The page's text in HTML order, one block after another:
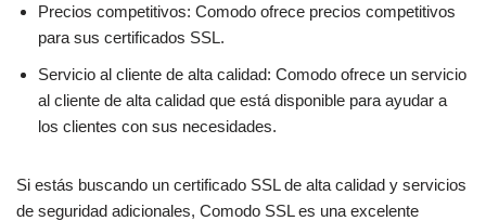
Precios competitivos: Comodo ofrece precios competitivos
para sus certificados SSL.
Servicio al cliente de alta calidad: Comodo ofrece un servicio
al cliente de alta calidad que está disponible para ayudar a
los clientes con sus necesidades.
Si estás buscando un certificado SSL de alta calidad y servicios
de seguridad adicionales, Comodo SSL es una excelente